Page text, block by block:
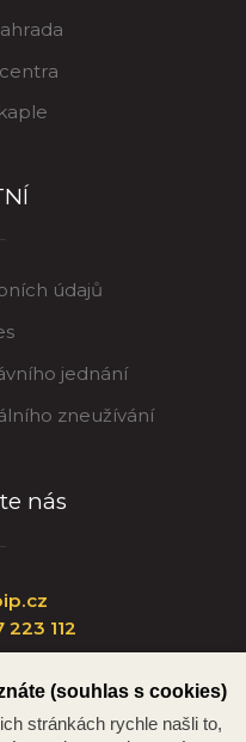
údajů
jednání
zneužívání
nás
112
(souhlas s cookies)
stránkách rychle našli to,